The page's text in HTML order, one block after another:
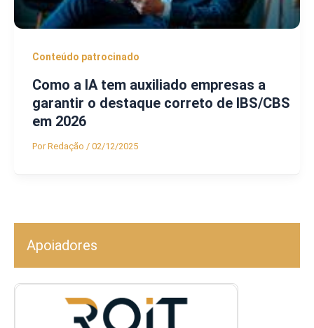
Conteúdo patrocinado
Como a IA tem auxiliado empresas a
garantir o destaque correto de IBS/CBS
em 2026
PorRedação / 02/12/2025
Apoiadores